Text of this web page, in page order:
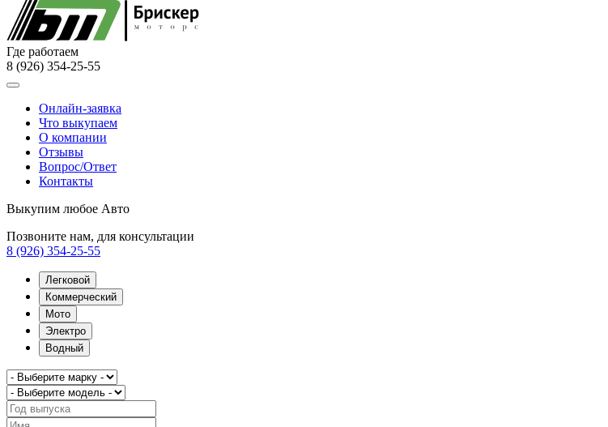
Где работаем
8 (926) 354-25-55
Онлайн-заявка
Что выкупаем
О компании
Отзывы
Вопрос/Ответ
Контакты
Выкупим любое Авто
Позвоните нам, для консультации
8 (926) 354-25-55
Легковой
Коммерческий
Мото
Электро
Водный